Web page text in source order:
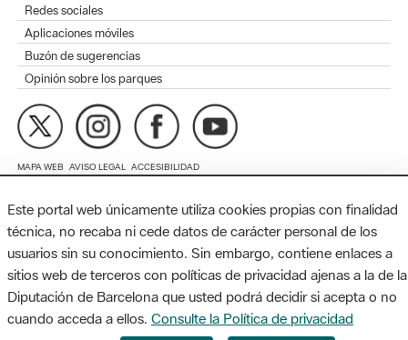
Opinión sobre los parques
MAPA WEB AVISO LEGAL ACCESIBILIDAD
Diputación de Barcelona. Edifici Llacuna, 1a planta. Badajoz, 49.
08005 Barcelona. Tel. 934 022 428 / xarxaparcs@diba.cat
Este portal web únicamente utiliza cookies propias con finalidad
técnica, no recaba ni cede datos de carácter personal de los
usuarios sin su conocimiento. Sin embargo, contiene enlaces a
sitios web de terceros con políticas de privacidad ajenas a la de la
Diputación de Barcelona que usted podrá decidir si acepta o no
cuando acceda a ellos. Consulte la Política de privacidad